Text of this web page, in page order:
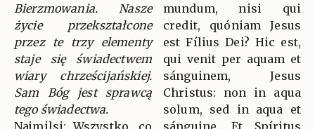
Bierzmowania. Nasze
życie przekształcone
przez te trzy elementy
staje się świadectwem
wiary chrześcijańskiej.
Sam Bóg jest sprawcą
tego świadectwa.
Najmilsi: Wszystko, co
mundum, nisi qui
credit, quóniam Jesus
est Fílius Dei? Hic est,
qui venit per aquam et
sánguinem, Jesus
Christus: non in aqua
solum, sed in aqua et
sánguine. Et Spíritus